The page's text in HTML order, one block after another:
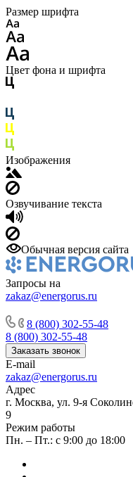
Размер шрифта
Цвет фона и шрифта
Изображения
Озвучивание текста
Обычная версия сайта
Запросы на
zakaz@energorus.ru
8 (800) 302-55-48
8 (800) 302-55-48
Заказать звонок
E-mail
zakaz@energorus.ru
Адрес
г. Москва, ул. 9-я
9
Режим работы
Пн. – Пт.: с 9:00 до 18:00